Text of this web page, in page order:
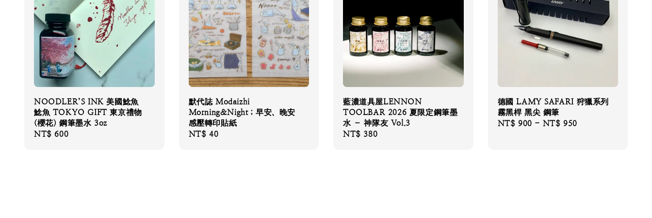
NOODLER’S INK 美國鯰魚
鯰魚 TOKYO GIFT 東京禮物
(櫻花) 鋼筆墨水 3oz
Regular
NT$ 600
默代誌 Modaizhi
Morning&Night；早安、晚安
感壓轉印貼紙
Regular
NT$ 40
藍濃道具屋LENNON
TOOLBAR 2026 夏限定鋼筆墨
水 – 神隊友 Vol.3
Regular
NT$ 380
德國 LAMY SAFARI 狩獵系列
霧黑桿 黑尖 鋼筆
Regular
NT$ 900 - NT$ 950